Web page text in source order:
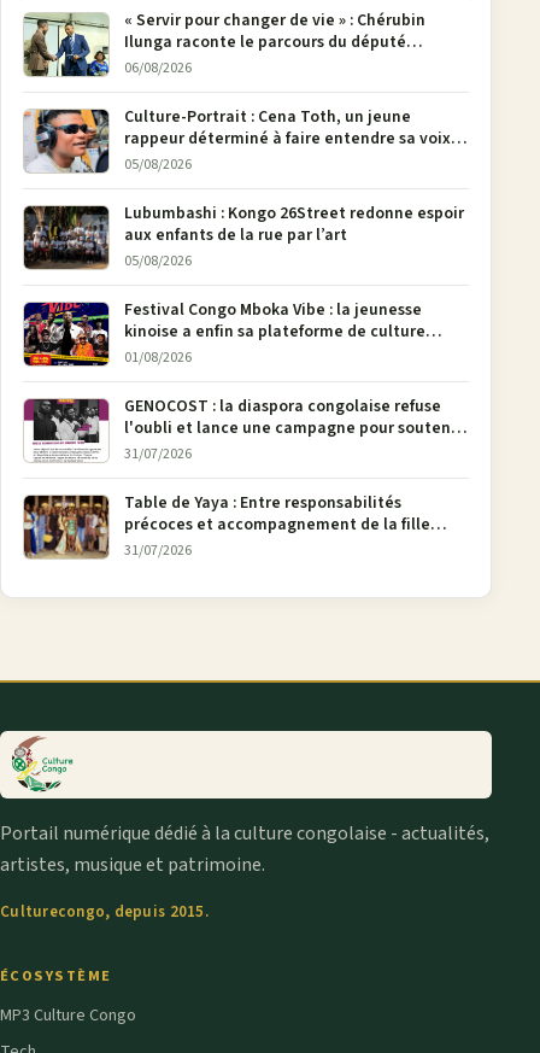
« Servir pour changer de vie » : Chérubin
Ilunga raconte le parcours du député
national Jethro Muyombi Tshimbu en 137
06/08/2026
Culture-Portrait : Cena Toth, un jeune
rappeur déterminé à faire entendre sa voix à
Bunia
05/08/2026
Lubumbashi : Kongo 26Street redonne espoir
aux enfants de la rue par l’art
05/08/2026
Festival Congo Mboka Vibe : la jeunesse
kinoise a enfin sa plateforme de culture
urbaine
01/08/2026
GENOCOST : la diaspora congolaise refuse
l'oubli et lance une campagne pour soutenir
la pétition FONAREV depuis Bruxelles
31/07/2026
Table de Yaya : Entre responsabilités
précoces et accompagnement de la fille
aînée, la diaspora en débat
31/07/2026
Portail numérique dédié à la culture congolaise - actualités,
artistes, musique et patrimoine.
Culturecongo, depuis 2015.
ÉCOSYSTÈME
MP3 Culture Congo